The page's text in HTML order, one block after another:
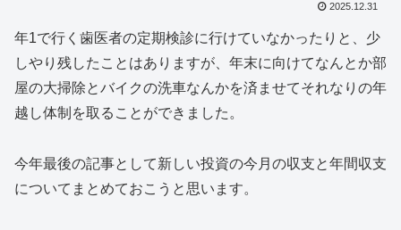
2025.12.31
年1で行く歯医者の定期検診に行けていなかったりと、少
しやり残したことはありますが、年末に向けてなんとか部
屋の大掃除とバイクの洗車なんかを済ませてそれなりの年
越し体制を取ることができました。
今年最後の記事として新しい投資の今月の収支と年間収支
についてまとめておこうと思います。